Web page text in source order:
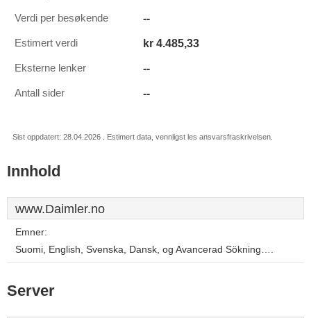
Verdi per besøkende --
Estimert verdi kr 4.485,33
Eksterne lenker --
Antall sider --
Sist oppdatert: 28.04.2026 . Estimert data, vennligst les ansvarsfraskrivelsen.
Innhold
www.Daimler.no
Emner:
Suomi, English, Svenska, Dansk, og Avancerad Sökning….
Server